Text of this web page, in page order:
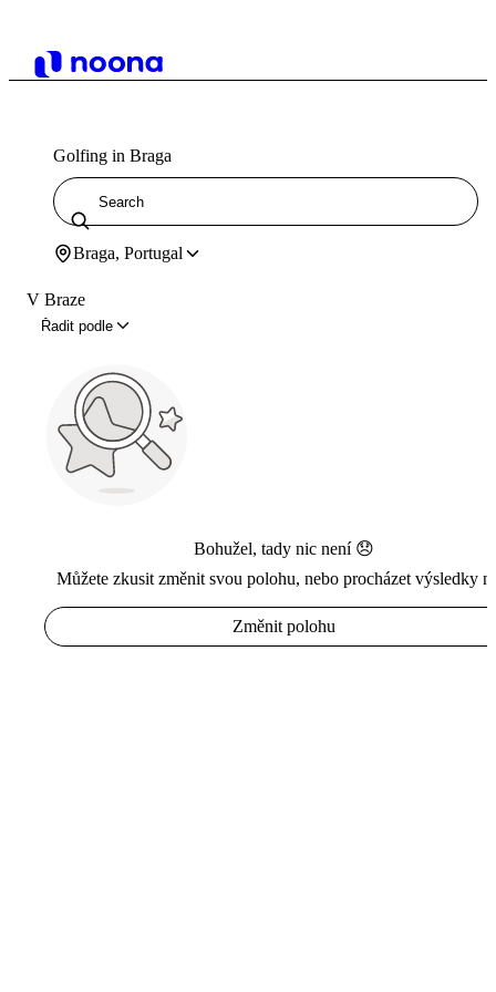
Golfing in Braga
Braga, Portugal
V Braze
Řadit podle
Bohužel, tady nic není 😞
Můžete zkusit změnit svou polohu, nebo procházet výsledky
Změnit polohu